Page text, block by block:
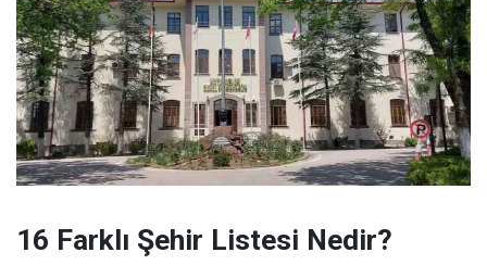
16 Farklı Şehir Listesi Nedir?